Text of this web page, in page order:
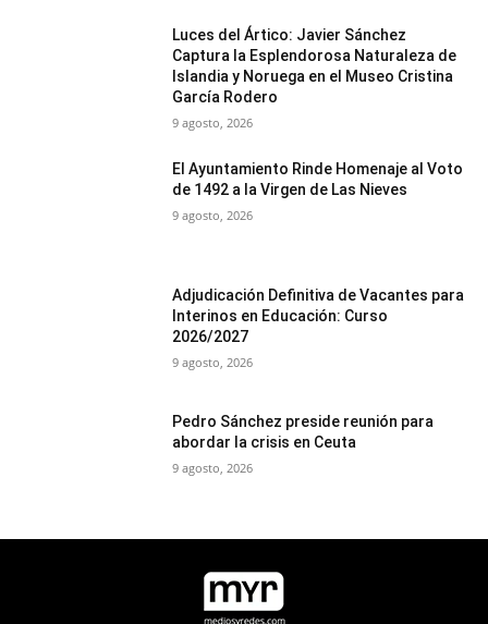
Luces del Ártico: Javier Sánchez
Captura la Esplendorosa Naturaleza de
Islandia y Noruega en el Museo Cristina
García Rodero
9 agosto, 2026
El Ayuntamiento Rinde Homenaje al Voto
de 1492 a la Virgen de Las Nieves
9 agosto, 2026
Adjudicación Definitiva de Vacantes para
Interinos en Educación: Curso
2026/2027
9 agosto, 2026
Pedro Sánchez preside reunión para
abordar la crisis en Ceuta
9 agosto, 2026